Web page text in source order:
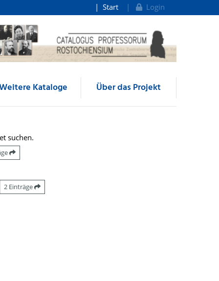
Start Login
Kataloge Über das Projekt
suchen.
2 Einträge